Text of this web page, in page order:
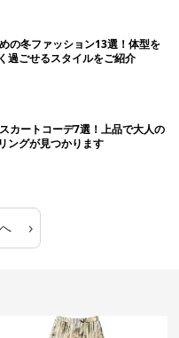
の冬ファッション13選！体型を
過ごせるスタイルをご紹介
カートコーデ7選！上品で大人の
ングが見つかります
›